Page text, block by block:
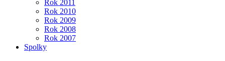
Rok 2011
Rok 2010
Rok 2009
Rok 2008
Rok 2007
Spolky